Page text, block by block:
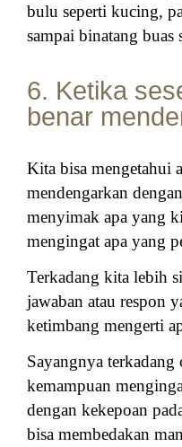
bulu seperti kucing,
sampai binatang buas
6. Ketika
benar
Kita bisa mengetahui
mendengarkan
menyimak apa yang
mengingat apa yang
Terkadang kita lebih
jawaban atau respon
ketimbang mengerti
Sayangnya
kemampuan
dengan kekepoan
bisa membedakan